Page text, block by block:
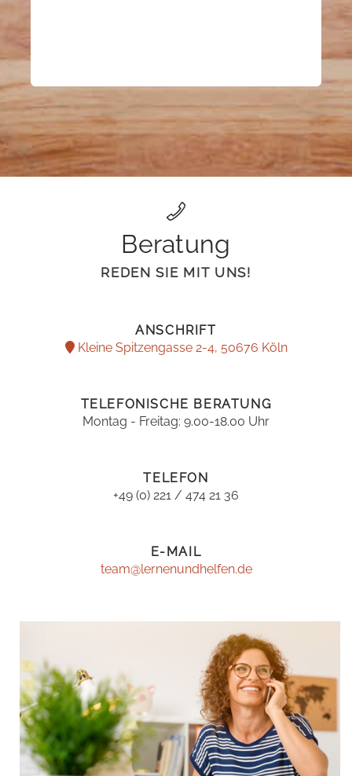
Beratung
REDEN SIE MIT UNS!
ANSCHRIFT
Kleine Spitzengasse 2-4, 50676 Köln
TELEFONISCHE BERATUNG
Montag - Freitag: 9.00-18.00 Uhr
TELEFON
+49 (0) 221 / 474 21 36
E-MAIL
team@lernenundhelfen.de